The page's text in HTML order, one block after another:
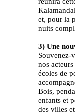
et, pour la
nuits
3) Une
nos
écoles de
Bois,
enfants et
des villes